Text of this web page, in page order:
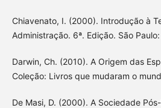
Chiavenato, I. (2000). Introdução à
Administração. 6ª. Edição. São
Darwin, Ch. (2010). A Origem das
Coleção: Livros que mudaram o
De Masi, D. (2000). A Sociedade